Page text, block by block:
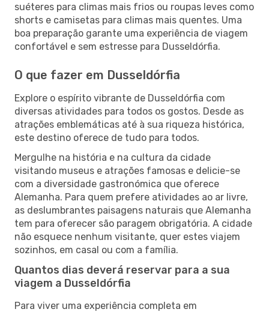
suéteres para climas mais frios ou roupas leves como
shorts e camisetas para climas mais quentes. Uma
boa preparação garante uma experiência de viagem
confortável e sem estresse para Dusseldórfia.
O que fazer em Dusseldórfia
Explore o espírito vibrante de Dusseldórfia com
diversas atividades para todos os gostos. Desde as
atrações emblemáticas até à sua riqueza histórica,
este destino oferece de tudo para todos.
Mergulhe na história e na cultura da cidade
visitando museus e atrações famosas e delicie-se
com a diversidade gastronómica que oferece
Alemanha. Para quem prefere atividades ao ar livre,
as deslumbrantes paisagens naturais que Alemanha
tem para oferecer são paragem obrigatória. A cidade
não esquece nenhum visitante, quer estes viajem
sozinhos, em casal ou com a família.
Quantos dias deverá reservar para a sua
viagem a Dusseldórfia
Para viver uma experiência completa em